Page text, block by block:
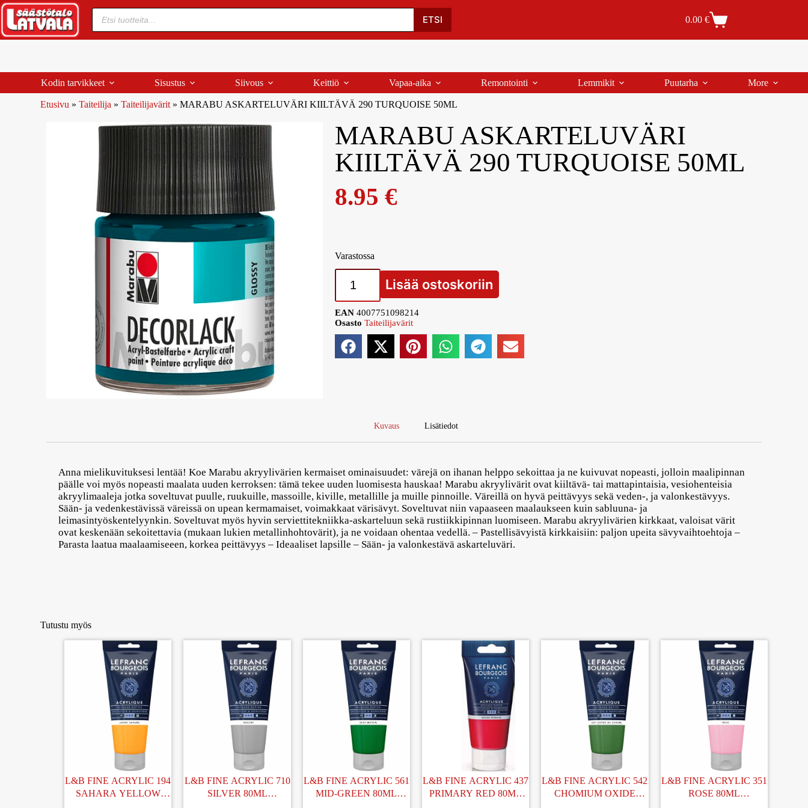
Oma Tili Ostoskori Yhteystiedot Tilauksen peruutus
ETSI 0.00 €
Kodin tarvikkeet Sisustus Siivous Keittiö Vapaa-aika Remontointi Lemmikit Puutarha More
Etusivu » Taiteilija » Taiteilijavärit » MARABU ASKARTELUVÄRI KIILTÄVÄ 290 TURQUOISE 50ML
MARABU ASKARTELUVÄRI
KIILTÄVÄ 290 TURQUOISE 50ML
8.95 €
Varastossa
Lisää ostoskoriin
EAN 4007751098214
Osasto Taiteilijavärit
Kuvaus Lisätiedot
Anna mielikuvituksesi lentää! Koe Marabu akryylivärien kermaiset ominaisuudet: värejä on ihanan helppo sekoittaa ja ne kuivuvat nopeasti, jolloin maalipinnan
päälle voi myös nopeasti maalata uuden kerroksen: tämä tekee uuden luomisesta hauskaa! Marabu akryylivärit ovat kiiltävä- tai mattapintaisia, vesiohenteisia
akryylimaaleja jotka soveltuvat puulle, ruukuille, massoille, kiville, metallille ja muille pinnoille. Väreillä on hyvä peittävyys sekä veden-, ja valonkestävyys.
Sään- ja vedenkestävissä väreissä on upean kermamaiset, voimakkaat värisävyt. Soveltuvat niin vapaaseen maalaukseen kuin sabluuna- ja
leimasintyöskentelyynkin. Soveltuvat myös hyvin serviettitekniikka-askarteluun sekä rustiikkipinnan luomiseen. Marabu akryylivärien kirkkaat, valoisat värit
ovat keskenään sekoitettavia (mukaan lukien metallinhohtovärit), ja ne voidaan ohentaa vedellä. – Pastellisävyistä kirkkaisiin: paljon upeita sävyvaihtoehtoja –
Parasta laatua maalaamiseeen, korkea peittävyys – Ideaaliset lapsille – Sään- ja valonkestävä askarteluväri.
Tutustu myös
L&B FINE ACRYLIC 194
SAHARA YELLOW
L&B FINE ACRYLIC 710
SILVER 80ML
L&B FINE ACRYLIC 561
MID-GREEN 80ML
L&B FINE ACRYLIC 437
PRIMARY RED 80ML
L&B FINE ACRYLIC 542
CHOMIUM OXIDE
L&B FINE ACRYLIC 351
ROSE 80ML